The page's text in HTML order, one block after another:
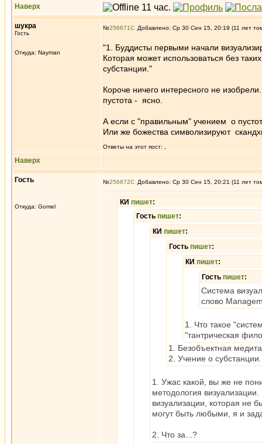
Наверх
шукра
Гость
Откуда: Nayman
№256671 Добавлено: Ср 30 Сен 15, 20:19 (11 лет
"1. Буддисты первыми начали
Которая может использоваться без
субстанции."
Короче ничего интересного не
пустота - ясно.
А если с "правильным" учением о
Или же божества символизируют
Ответы на этот пост:
Наверх
Гость
Откуда: Gomel
№256672 Добавлено: Ср 30 Сен 15, 20:21 (11 лет
КИ пишет:
Гость пишет:
КИ пишет:
Гость пишет:
КИ пишет:
Гость пишет:
Система
слово
1. Что такое
"тантрическая
1. Безобъектная
2. Учение о субстанции.
1. Ужас какой, вы же не
методология
визуализации, которая не
могут быть любыми, я и
2. Что за...?